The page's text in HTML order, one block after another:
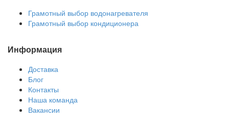
Грамотный выбор водонагревателя
Грамотный выбор кондиционера
Информация
Доставка
Блог
Контакты
Наша команда
Вакансии